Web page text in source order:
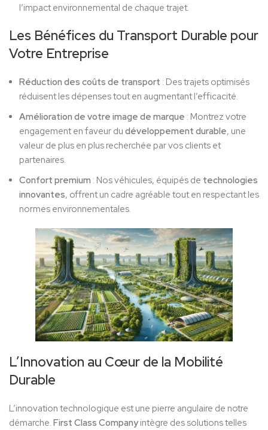
l’impact environnemental de chaque trajet.
Les Bénéfices du Transport Durable pour
Votre Entreprise
Réduction des coûts de transport : Des trajets optimisés
réduisent les dépenses tout en augmentant l’efficacité.
Amélioration de votre image de marque : Montrez votre
engagement en faveur du développement durable, une
valeur de plus en plus recherchée par vos clients et
partenaires.
Confort premium : Nos véhicules, équipés de technologies
innovantes, offrent un cadre agréable tout en respectant les
normes environnementales.
L’Innovation au Cœur de la Mobilité
Durable
L’innovation technologique est une pierre angulaire de notre
démarche. First Class Companyintègre des solutions telles